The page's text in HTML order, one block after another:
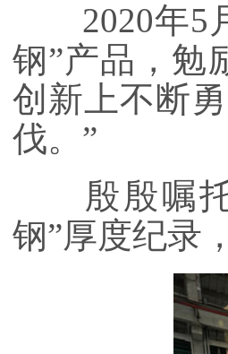
2020年5月
钢”产品，勉
创新上不断
伐。”
殷殷嘱托
钢”厚度纪录